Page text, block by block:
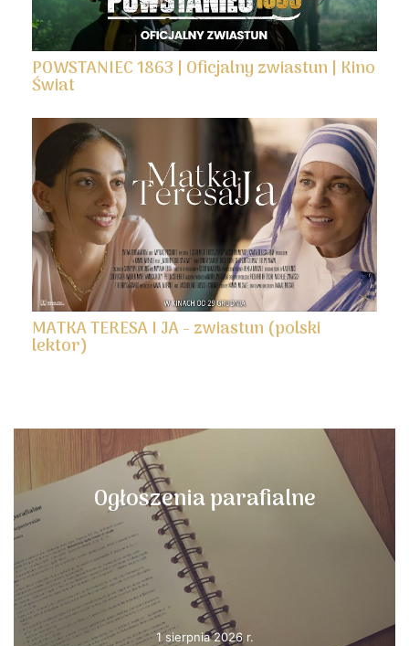
POWSTANIEC 1863 | Oficjalny zwiastun | Kino
Świat
MATKA TERESA I JA - zwiastun (polski
lektor)
Ogłoszenia parafialne
1 sierpnia 2026 r.